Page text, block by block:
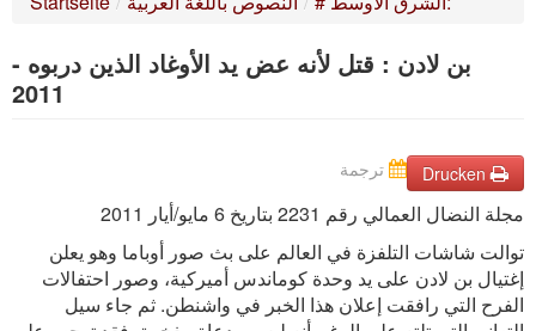
SUCHE
بن لادن : قتل لأنه عض يد الأوغاد الذين دربوه -
2011
Drucken ترجمة
مجلة النضال العمالي رقم 2231 بتاريخ 6 مايو/أيار 2011
توالت شاشات التلفزة في العالم على بث صور أوباما وهو يعلن
إغتيال بن لادن على يد وحدة كوماندس أميركية، وصور احتفالات
الفرح التي رافقت إعلان هذا الخبر في واشنطن. ثم جاء سيل